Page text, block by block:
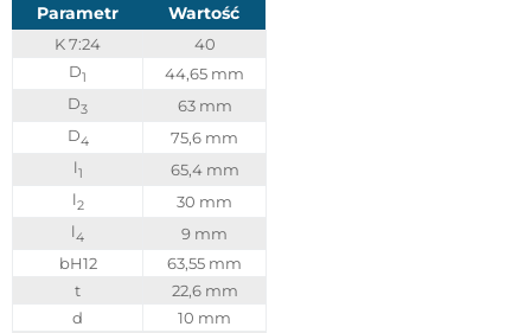
Parametr Wartość
K 7:24
40
D1
44,65 mm
D3
63 mm
D4
75,6 mm
l1
65,4 mm
l2
30 mm
l4
9 mm
bH12
63,55 mm
t
22,6 mm
d
10 mm